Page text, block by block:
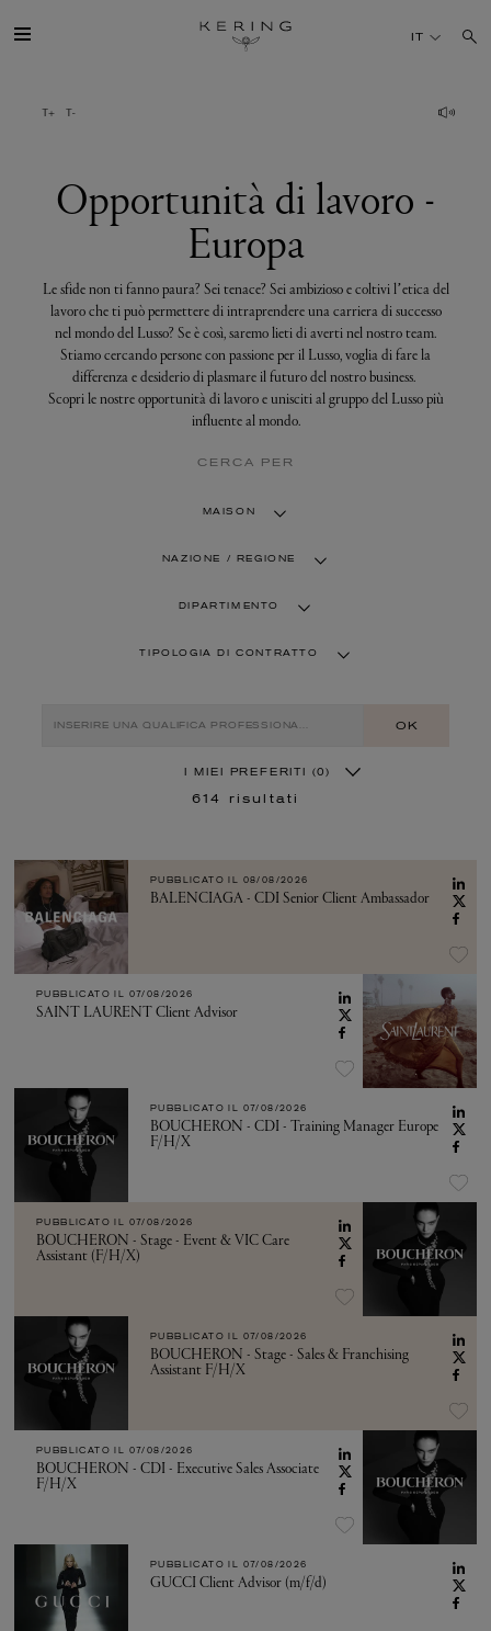
lavoro
SOSTENIBILITÀ
FINANCE
MEDIA
IT
Opportunità di lavoro -
Europa
Le sfide non ti fanno paura? Sei tenace? Sei ambizioso e coltivi l’etica del
lavoro che ti può permettere di intraprendere una carriera di successo
nel mondo del Lusso? Se è così, saremo lieti di averti nel nostro team.
Stiamo cercando persone con passione per il Lusso, voglia di fare la
differenza e desiderio di plasmare il futuro del nostro business.
Scopri le nostre opportunità di lavoro e unisciti al gruppo del Lusso più
influente al mondo.
CERCA PER
MAISON
NAZIONE / REGIONE
DIPARTIMENTO
TIPOLOGIA DI CONTRATTO
OK
I MIEI PREFERITI (0)
614 risultati
PUBBLICATO IL 08/08/2026
BALENCIAGA - CDI Senior Client Ambassador
PUBBLICATO IL 07/08/2026
SAINT LAURENT Client Advisor
PUBBLICATO IL 07/08/2026
BOUCHERON - CDI - Training Manager Europe
F/H/X
PUBBLICATO IL 07/08/2026
BOUCHERON - Stage - Event & VIC Care
Assistant (F/H/X)
PUBBLICATO IL 07/08/2026
BOUCHERON - Stage - Sales & Franchising
Assistant F/H/X
PUBBLICATO IL 07/08/2026
BOUCHERON - CDI - Executive Sales Associate
F/H/X
PUBBLICATO IL 07/08/2026
GUCCI Client Advisor (m/f/d)